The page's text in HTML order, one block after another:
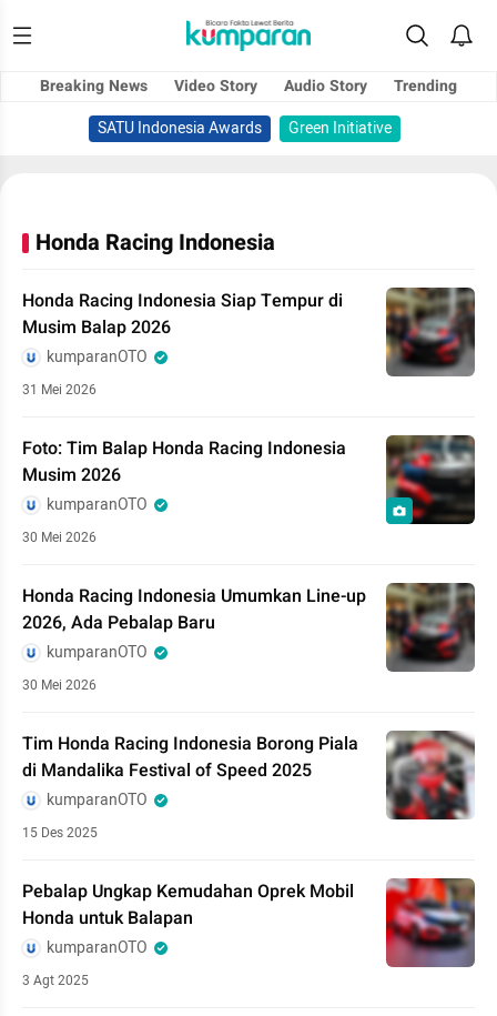
Breaking News Video Story Audio Story
Trending
SATU Indonesia Awards
Green Initiative
Honda Racing Indonesia
Honda Racing Indonesia Siap Tempur di
Musim Balap 2026
kumparanOTO
31 Mei 2026
Foto: Tim Balap Honda Racing Indonesia
Musim 2026
kumparanOTO
30 Mei 2026
Honda Racing Indonesia Umumkan Line-up
2026, Ada Pebalap Baru
kumparanOTO
30 Mei 2026
Tim Honda Racing Indonesia Borong Piala
di Mandalika Festival of Speed 2025
kumparanOTO
15 Des 2025
Pebalap Ungkap Kemudahan Oprek Mobil
Honda untuk Balapan
kumparanOTO
3 Agt 2025